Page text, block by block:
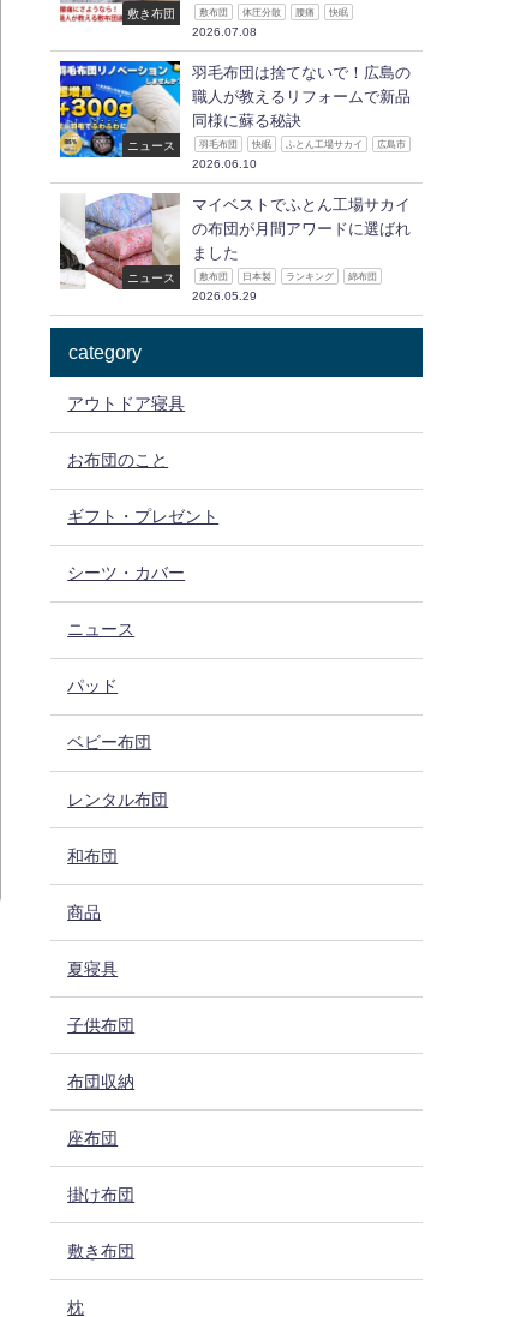
敷き布団 敷布団 体圧分散 腰痛 快眠
2026.07.08
ニュース
羽毛布団は捨てないで！広島の
職人が教えるリフォームで新品
同様に蘇る秘訣
羽毛布団 快眠 ふとん工場サカイ 広島市
2026.06.10
ニュース
マイベストでふとん工場サカイ
の布団が月間アワードに選ばれ
ました
敷布団 日本製 ランキング 綿布団
2026.05.29
category
アウトドア寝具
お布団のこと
ギフト・プレゼント
シーツ・カバー
ニュース
パッド
ベビー布団
レンタル布団
和布団
商品
夏寝具
子供布団
布団収納
座布団
掛け布団
敷き布団
枕